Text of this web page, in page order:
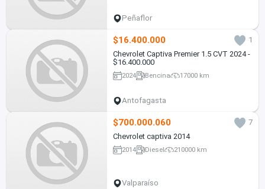
Peñaflor
$16.400.000
1
Chevrolet Captiva Premier 1.5 CVT 2024 -
$16.400.000
2024 Bencina 17000 km
Antofagasta
$700.000.060
7
Chevrolet captiva 2014
2014 Diesel 210000 km
Valparaíso